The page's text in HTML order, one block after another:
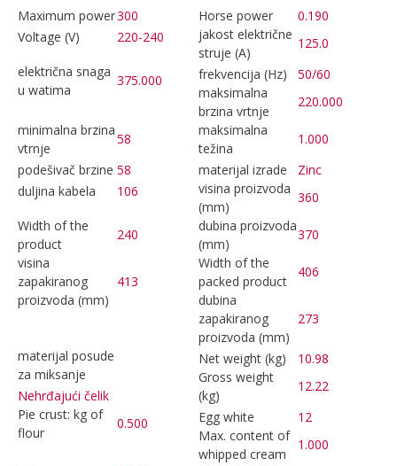
Maximum power300 Horse power
0.190
Voltage (V)
220-240
jakost električne
struje (A)
125.0
električna snaga
u watima
375.000 frekvencija (Hz)
50/60
maksimalna
brzina vrtnje
220.000
minimalna brzina
vtrnje
58
maksimalna
težina
1.000
podešivač brzine 58 materijal izrade
Zinc
duljina kabela
106
visina proizvoda
(mm)
360
Width of the
product
240
dubina proizvoda
(mm)
370
visina
zapakiranog
proizvoda (mm)
413
Width of the
packed product
406
dubina
zapakiranog
proizvoda (mm)
273
materijal posude
za miksanje
Nehrđajući čelik
Net weight (kg)
10.98
Gross weight
(kg)
12.22
Pie crust: kg of
flour
0.500 Egg white
12
Max. content of
whipped cream
1.000